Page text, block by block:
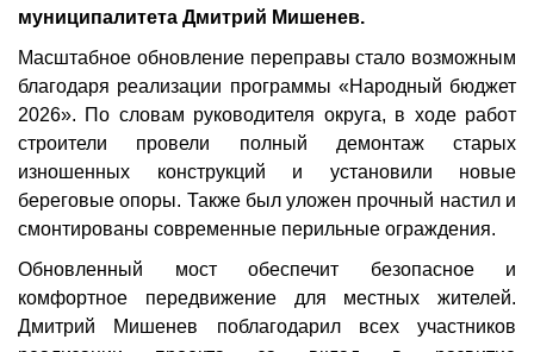
муниципалитета Дмитрий Мишенев.
Масштабное обновление переправы стало возможным
благодаря реализации программы «Народный бюджет
2026». По словам руководителя округа, в ходе работ
строители провели полный демонтаж старых
изношенных конструкций и установили новые
береговые опоры. Также был уложен прочный настил и
смонтированы современные перильные ограждения.
Обновленный мост обеспечит безопасное и
комфортное передвижение для местных жителей.
Дмитрий Мишенев поблагодарил всех участников